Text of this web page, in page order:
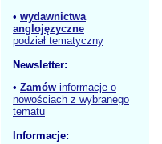
• wydawnictwa
anglojęzyczne
podział tematyczny
Newsletter:
• Zamów informacje o
nowościach z wybranego
tematu
Informacje: